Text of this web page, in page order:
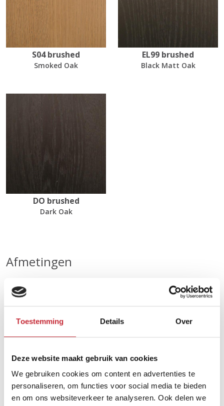
Toestemming Details Over
Deze website maakt gebruik van cookies
We gebruiken cookies om content en advertenties te
personaliseren, om functies voor social media te bieden
en om ons websiteverkeer te analyseren. Ook delen we
S04 brushed
Smoked Oak
EL99 brushed
Black Matt Oak
DO brushed
Dark Oak
Afmetingen
Zoek uw dichtsbijzijnde
dealer in ons netwerk
Vind een dealer